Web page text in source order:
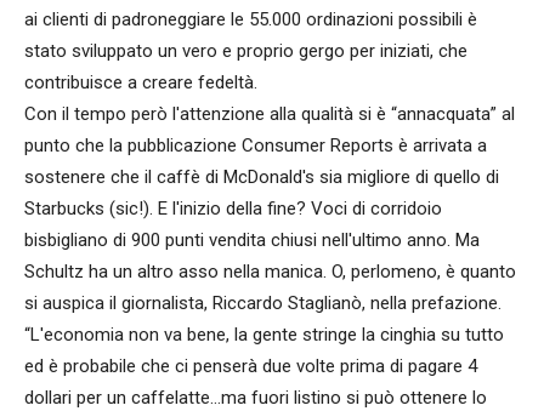
ai clienti di padroneggiare le 55.000 ordinazioni possibili è
stato sviluppato un vero e proprio gergo per iniziati, che
contribuisce a creare fedeltà.
Con il tempo però l'attenzione alla qualità si è “annacquata” al
punto che la pubblicazione Consumer Reports è arrivata a
sostenere che il caffè di McDonald's sia migliore di quello di
Starbucks (sic!). E l'inizio della fine? Voci di corridoio
bisbigliano di 900 punti vendita chiusi nell'ultimo anno. Ma
Schultz ha un altro asso nella manica. O, perlomeno, è quanto
si auspica il giornalista, Riccardo Staglianò, nella prefazione.
“L'economia non va bene, la gente stringe la cinghia su tutto
ed è probabile che ci penserà due volte prima di pagare 4
dollari per un caffelatte…ma fuori listino si può ottenere lo